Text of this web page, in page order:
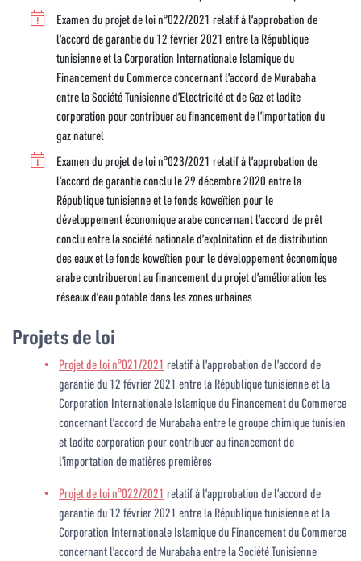
Examen du projet de loi n°022/2021 relatif à l’approbation de
l’accord de garantie du 12 février 2021 entre la République
tunisienne et la Corporation Internationale Islamique du
Financement du Commerce concernant l’accord de Murabaha
entre la Société Tunisienne d’Electricité et de Gaz et ladite
corporation pour contribuer au financement de l’importation du
gaz naturel
Examen du projet de loi n°023/2021 relatif à l’approbation de
l’accord de garantie conclu le 29 décembre 2020 entre la
République tunisienne et le fonds koweïtien pour le
développement économique arabe concernant l’accord de prêt
conclu entre la société nationale d’exploitation et de distribution
des eaux et le fonds koweïtien pour le développement économique
arabe contribueront au financement du projet d’amélioration les
réseaux d’eau potable dans les zones urbaines
Projets de loi
Projet de loi n°021/2021 relatif à l’approbation de l’accord de
garantie du 12 février 2021 entre la République tunisienne et la
Corporation Internationale Islamique du Financement du Commerce
concernant l’accord de Murabaha entre le groupe chimique tunisien
et ladite corporation pour contribuer au financement de
l’importation de matières premières
Projet de loi n°022/2021 relatif à l’approbation de l’accord de
garantie du 12 février 2021 entre la République tunisienne et la
Corporation Internationale Islamique du Financement du Commerce
concernant l’accord de Murabaha entre la Société Tunisienne